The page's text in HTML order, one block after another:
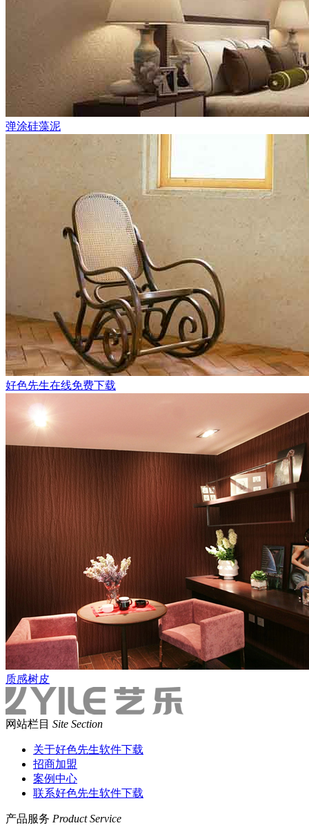
弹涂硅藻泥
好色先生在线免费下载
质感树皮
网站栏目 Site Section
关于好色先生软件下载
招商加盟
案例中心
联系好色先生软件下载
产品服务 Product Service